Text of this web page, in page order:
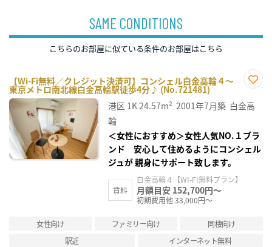
SAME CONDITIONS
こちらのお部屋に似ている条件のお部屋はこちら
【Wi-Fi無料／クレジット決済可】コンシェル白金高輪４～
東京メトロ南北線白金高輪駅徒歩4分♪ (No.721481)
に入
り登
港区 1K24.57m² 2001年7月築 白金高
輪
＜女性におすすめ＞女性人気NO.１ブラ
ンド 安心して住めるようにコンシェル
ジュが 親身にサポート致します。
賃料
白金高輪４【WI-FI無料プラン】
月額目安 152,700円～
初期費用他 33,000円～
女性向け ファミリー向け
同棲向け
駅近
インターネット無料